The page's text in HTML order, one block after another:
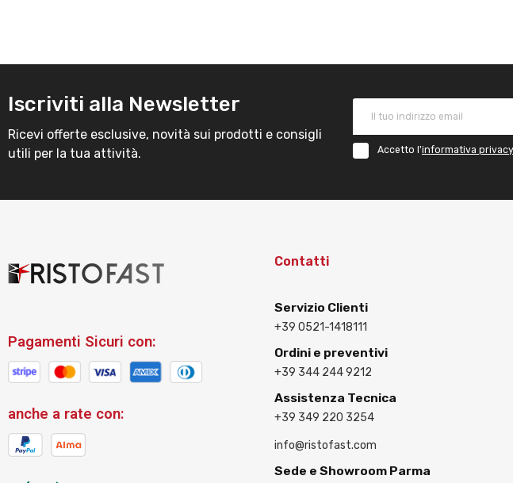
Iscriviti alla Newsletter
Ricevi offerte esclusive, novità sui prodotti e consigli
utili per la tua attività.
Accetto l'informativa privacy
Pagamenti Sicuri con:
anche a rate con:
Contatti
Servizio Clienti
+39 0521-1418111
Ordini e preventivi
+39 344 244 9212
Assistenza Tecnica
+39 349 220 3254
info@ristofast.com
Sede e Showroom Parma